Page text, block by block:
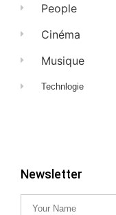
People
Cinéma
Musique
Technlogie
Newsletter